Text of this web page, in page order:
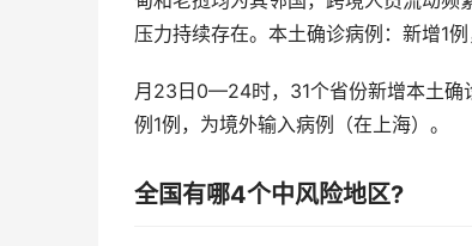
压力持续存在。本土确诊病例：新增1
月23日0—24时，31个省份新增本土确
例1例，为境外输入病例（在上海）。
全国有哪4个中风险地区?